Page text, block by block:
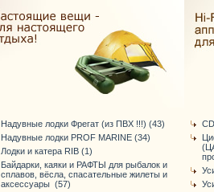
Надувные лодки Фрегат (из ПВХ !!!) (43)
Надувные лодки PROF MARINE (34)
Лодки и катера RIB (1)
Байдарки, каяки и РАФТЫ для рыбалок и
сплавов, вёсла, спасательные жилеты и
аксессуары (57)